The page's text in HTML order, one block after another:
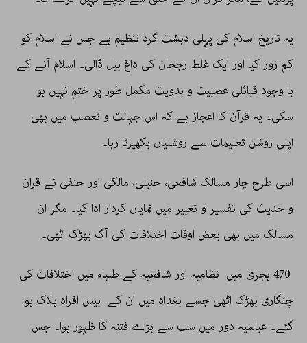
یہ تاریخ اسلام کی پہلی دہشت گرد تنظیم ہے جس نے اسلام کو
کم زور کیا اور ایک غلط رجحان کی داغ بیل ڈالی۔ اسلام آنے کے
با وجود قبائلی عصبیت و بدویت مکمل طور پر ختم نہیں ہو
سکی۔ یہ قرآن کا اعجاز ہے کہ اس جہالت و تعصب میں بھی
اپنی روشن تعلیمات سے روشنیاں بکھیرتا رہا۔
اسی طرح چار مسالک شافعی، حنبلی، مالکی اور حنفی نے قران
و حدیث کی تفسیر و تعبیر میں نمایاں کردار ادا کیا۔ مگر ان
مسالک میں بھی بعض اوقات اختلافات کی آگ بھڑک اٹھی۔
470 ہجری میں نظامیہ اور شافعیہ کے طلباء میں اختلافات کی
چنگاری بھڑک اٹھی جسے بغداد میں ان کے بیس افراد ہلاک ہو
گئے۔ عباسیہ دور میں سب سے بڑے فتنہ کا ظہور ہوا۔ جس